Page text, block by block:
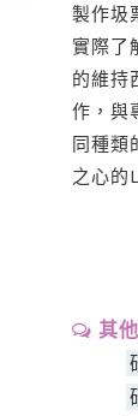
製作圾
實際了
的維持
作，與
同種類
之心的
其